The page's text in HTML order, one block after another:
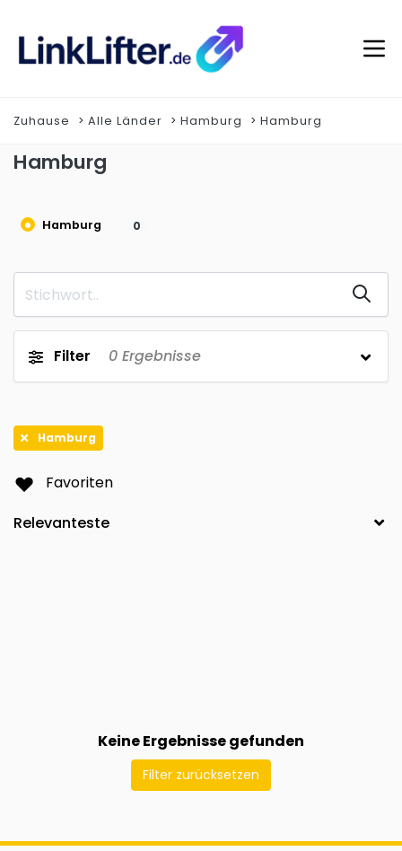
Zuhause Alle Länder Hamburg Hamburg
Hamburg
Hamburg 0
Filter 0 Ergebnisse
Hamburg
Favoriten
Keine Ergebnisse gefunden
Filter zurücksetzen